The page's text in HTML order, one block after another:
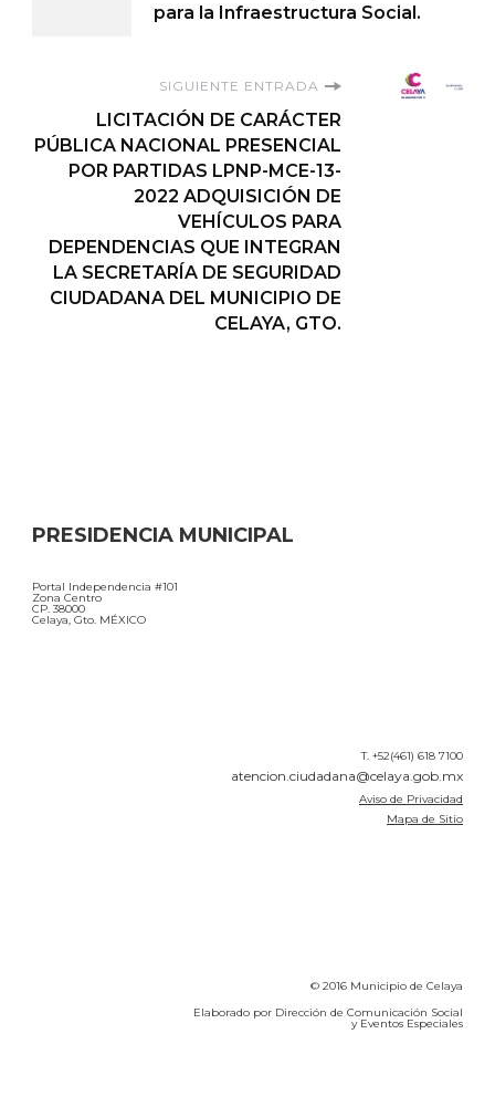
entradas
para la Infraestructura Social.
SIGUIENTE ENTRADA
LICITACIÓN DE CARÁCTER
PÚBLICA NACIONAL PRESENCIAL
POR PARTIDAS LPNP-MCE-13-
2022 ADQUISICIÓN DE
VEHÍCULOS PARA
DEPENDENCIAS QUE INTEGRAN
LA SECRETARÍA DE SEGURIDAD
CIUDADANA DEL MUNICIPIO DE
CELAYA, GTO.
PRESIDENCIA MUNICIPAL
Portal Independencia #101
Zona Centro
CP. 38000
Celaya, Gto. MÉXICO
T. +52(461) 618 7100
atencion.ciudadana@celaya.gob.mx
Aviso de Privacidad
Mapa de Sitio
© 2016 Municipio de Celaya
Elaborado por Dirección de Comunicación Social
y Eventos Especiales